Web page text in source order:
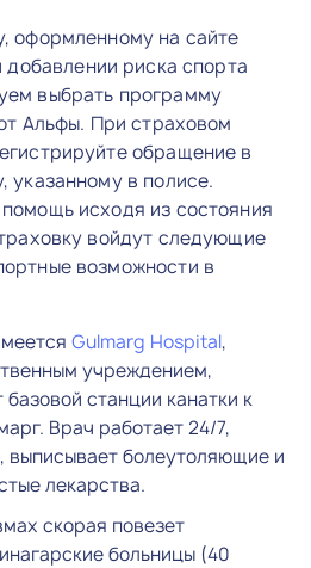
оформленному на сайте
риска спорта
выбрать программу
Альфы. При страховом
обращение в
указанному в полисе.
исходя из состояния
войдут следующие
возможности в
Gulmarg Hospital,
учреждением,
станции канатки к
Врач работает 24/7,
выписывает болеутоляющие и
лекарства.
скорая повезет
больницы (40